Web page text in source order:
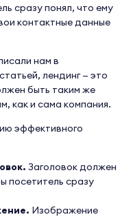
сразу понял, что ему
контактные данные
нам в
лендинг — это
быть таким же
как и сама компания.
эффективного
Заголовок должен
посетитель сразу
Изображение